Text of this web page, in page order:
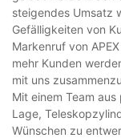
steigendes Umsatz
Gefälligkeiten von
Markenruf von
mehr Kunden
mit uns
Mit einem Team
Lage,
Wünschen zu